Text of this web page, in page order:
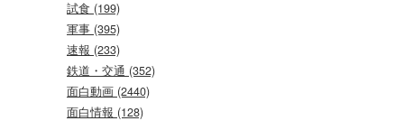
試食 (199)
軍事 (395)
速報 (233)
鉄道・交通 (352)
面白動画 (2440)
面白情報 (128)